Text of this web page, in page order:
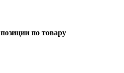
по товару